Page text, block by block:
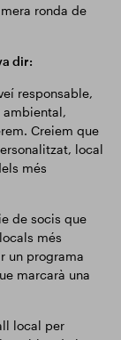
ronda de
dir:
responsable,
ambiental,
Creiem que
local
més
de socis que
més
un programa
marcarà una
local per